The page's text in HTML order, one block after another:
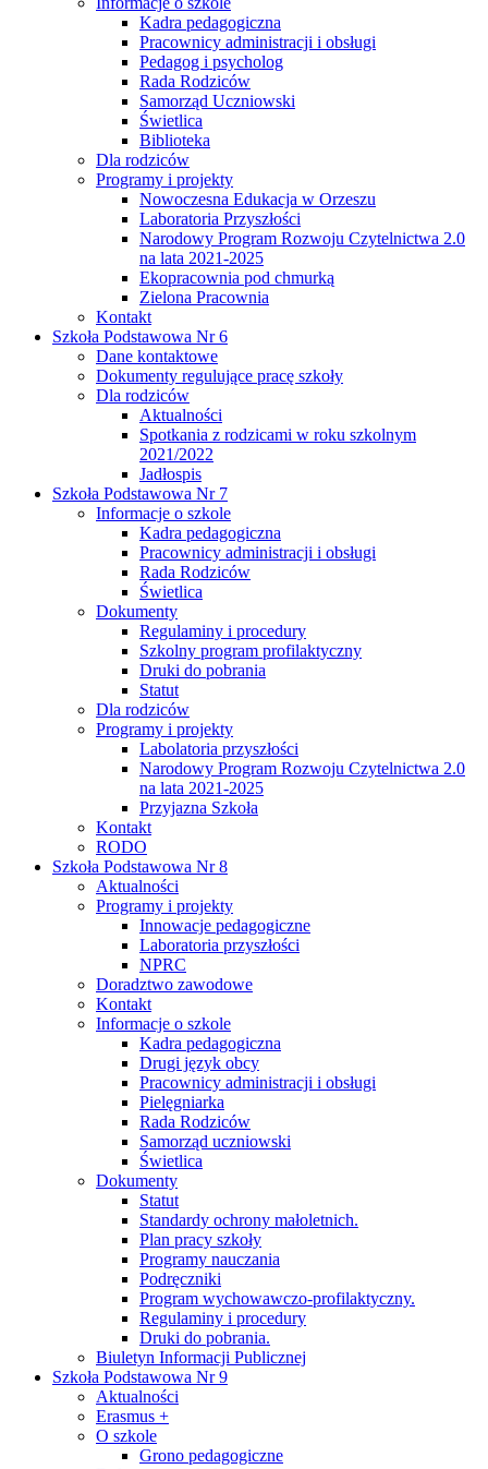
Kadra pedagogiczna
Pracownicy administracji i obsługi
Pedagog i psycholog
Rada Rodziców
Samorząd Uczniowski
Świetlica
Biblioteka
Dla rodziców
Programy i projekty
Nowoczesna Edukacja w Orzeszu
Laboratoria Przyszłości
Narodowy Program Rozwoju Czytelnictwa 2.0
na lata 2021-2025
Ekopracownia pod chmurką
Zielona Pracownia
Kontakt
Szkoła Podstawowa Nr 6
Dane kontaktowe
Dokumenty regulujące pracę szkoły
Dla rodziców
Aktualności
Spotkania z rodzicami w roku szkolnym
2021/2022
Jadłospis
Szkoła Podstawowa Nr 7
Informacje o szkole
Kadra pedagogiczna
Pracownicy administracji i obsługi
Rada Rodziców
Świetlica
Dokumenty
Regulaminy i procedury
Szkolny program profilaktyczny
Druki do pobrania
Statut
Dla rodziców
Programy i projekty
Labolatoria przyszłości
Narodowy Program Rozwoju Czytelnictwa 2.0
na lata 2021-2025
Przyjazna Szkoła
Kontakt
RODO
Szkoła Podstawowa Nr 8
Aktualności
Programy i projekty
Innowacje pedagogiczne
Laboratoria przyszłości
NPRC
Doradztwo zawodowe
Kontakt
Informacje o szkole
Kadra pedagogiczna
Drugi język obcy
Pracownicy administracji i obsługi
Pielęgniarka
Rada Rodziców
Samorząd uczniowski
Świetlica
Dokumenty
Statut
Standardy ochrony małoletnich.
Plan pracy szkoły
Programy nauczania
Podręczniki
Program wychowawczo-profilaktyczny.
Regulaminy i procedury
Druki do pobrania.
Biuletyn Informacji Publicznej
Szkoła Podstawowa Nr 9
Aktualności
Erasmus +
O szkole
Grono pedagogiczne